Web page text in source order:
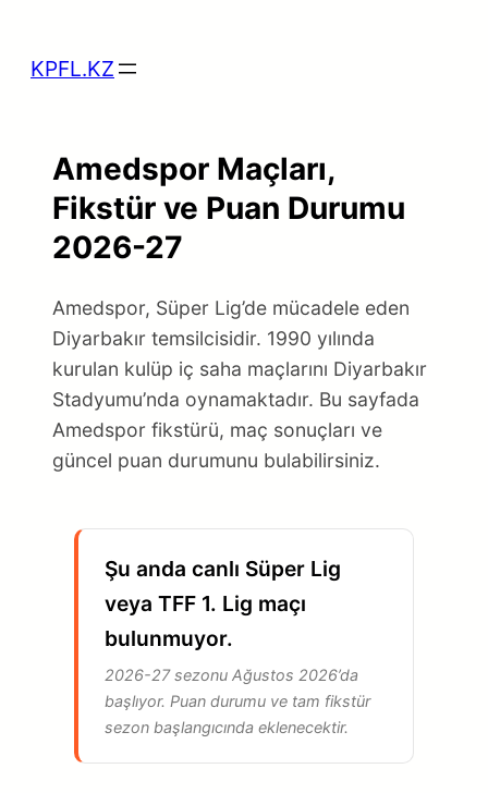
KPFL.KZ
Amedspor Maçları,
Fikstür ve Puan Durumu
2026-27
Amedspor, Süper Lig’de mücadele eden
Diyarbakır temsilcisidir. 1990 yılında
kurulan kulüp iç saha maçlarını Diyarbakır
Stadyumu’nda oynamaktadır. Bu sayfada
Amedspor fikstürü, maç sonuçları ve
güncel puan durumunu bulabilirsiniz.
Şu anda canlı Süper Lig
veya TFF 1. Lig maçı
bulunmuyor.
2026-27 sezonu Ağustos 2026’da
başlıyor. Puan durumu ve tam fikstür
sezon başlangıcında eklenecektir.